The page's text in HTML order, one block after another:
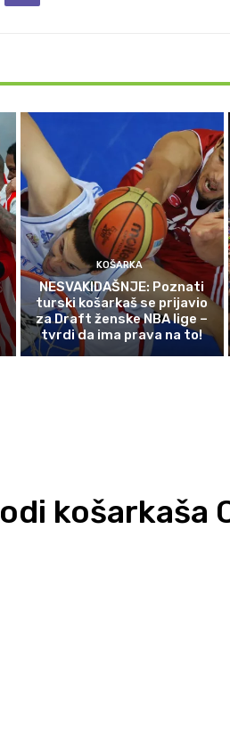
KOŠARKA
NESVAKIDAŠNJE: Poznati
turski košarkaš se prijavio
za Draft ženske NBA lige –
tvrdi da ima prava na to!